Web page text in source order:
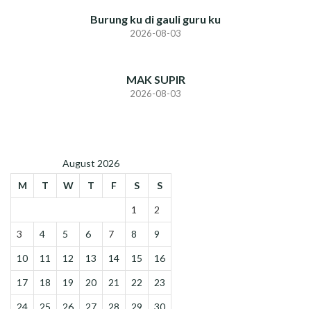
Burung ku di gauli guru ku
2026-08-03
MAK SUPIR
2026-08-03
August 2026
M
T W T F S S
1 2
3 4 5 6 7 8 9
10 11 12 13 14 15 16
17 18 19 20 21 22 23